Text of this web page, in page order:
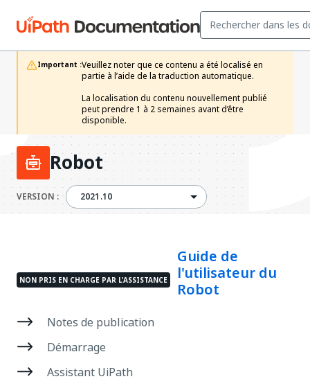
Important :Veuillez noter que ce contenu a été localisé en
partie à l’aide de la traduction automatique.
La localisation du contenu nouvellement publié
peut prendre 1 à 2 semaines avant d’être
disponible.
Robot
VERSION :2021.102021.10
NON PRIS EN CHARGE PAR L'ASSISTANCE
Guide de
l'utilisateur du
Robot
Notes de publication
Démarrage
Assistant UiPath